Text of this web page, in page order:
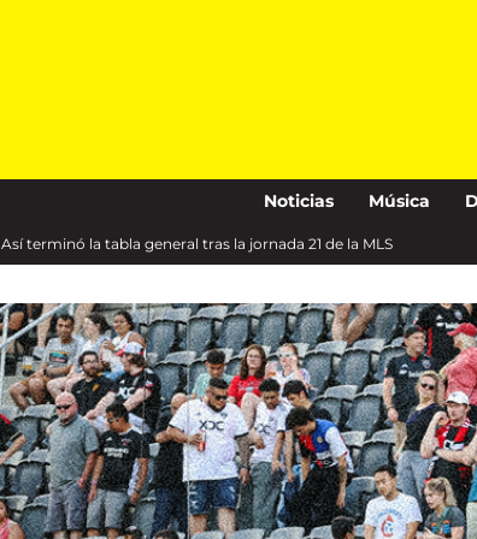
Noticias Música
Así terminó la tabla general tras la jornada 21 de la MLS